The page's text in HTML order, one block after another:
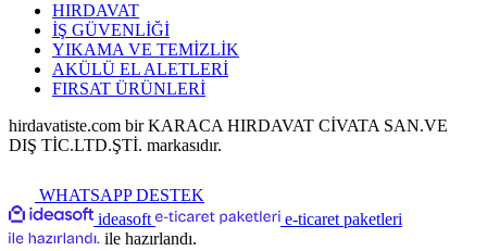
HIRDAVAT
İŞ GÜVENLİĞİ
YIKAMA VE TEMİZLİK
AKÜLÜ EL ALETLERİ
FIRSAT ÜRÜNLERİ
hirdavatiste.com bir KARACA HIRDAVAT CİVATA SAN.VE
DIŞ TİC.LTD.ŞTİ. markasıdır.
WHATSAPP DESTEK
ideasoft
e-ticaret paketleri
ile hazırlandı.